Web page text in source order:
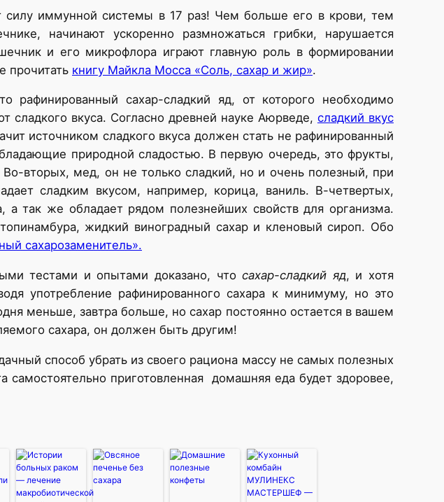
силу иммунной системы в 17 раз! Чем больше его в крови, тем
начинают ускоренно размножаться грибки, нарушается
и его микрофлора играют главную роль в формировании
прочитать книгу Майкла Мосса «Соль, сахар и жир».
рафинированный сахар-сладкий яд, от которого необходимо
сладкого вкуса. Согласно древней науке Аюрведе, сладкий вкус
источником сладкого вкуса должен стать не рафинированный
природной сладостью. В первую очередь, это фрукты,
вторых, мед, он не только сладкий, но и очень полезный, при
сладким вкусом, например, корица, ваниль. В-четвертых,
а так же обладает рядом полезнейших свойств для организма.
жидкий виноградный сахар и кленовый сироп. Обо
сахарозаменитель».
тестами и опытами доказано, чтосахар-сладкий яд, и хотя
употребление рафинированного сахара к минимуму, но это
меньше, завтра больше, но сахар постоянно остается в вашем
сахара, он должен быть другим!
способ убрать из своего рациона массу не самых полезных
самостоятельно приготовленная домашняя еда будет здоровее,